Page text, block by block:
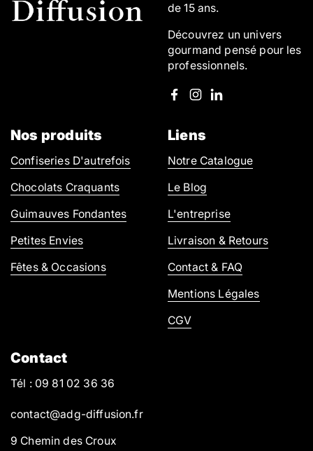
de 15 ans.
Découvrez un univers
gourmand pensé pour les
professionnels.
Facebook
Instagram
LinkedIn
Nos produits
Confiseries D'autrefois
Chocolats Craquants
Guimauves Fondantes
Petites Envies
Fêtes & Occasions
Liens
Notre Catalogue
Le Blog
L'entreprise
Livraison & Retours
Contact & FAQ
Mentions Légales
CGV
Contact
Tél : 09 81 02 36 36
contact@adg-diffusion.fr
9 Chemin des Croux